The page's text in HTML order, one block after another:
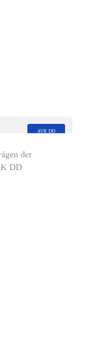
AVR DD
der
DD